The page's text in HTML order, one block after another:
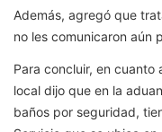
Además, agregó que
no les comunicaron aún
Para concluir, en cuanto
local dijo que en la
baños por seguridad,